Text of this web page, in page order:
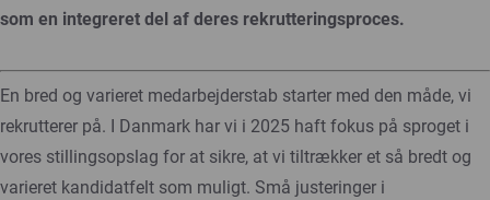
som en integreret del af deres rekrutteringsproces.
En bred og varieret medarbejderstab starter med den måde, vi
rekrutterer på. I Danmark har vi i 2025 haft fokus på sproget i
vores stillingsopslag for at sikre, at vi tiltrækker et så bredt og
varieret kandidatfelt som muligt. Små justeringer i